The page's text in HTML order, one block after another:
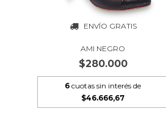
ENVÍO GRATIS
AMI NEGRO
$280.000
6 cuotas sin interés de
$46.666,67